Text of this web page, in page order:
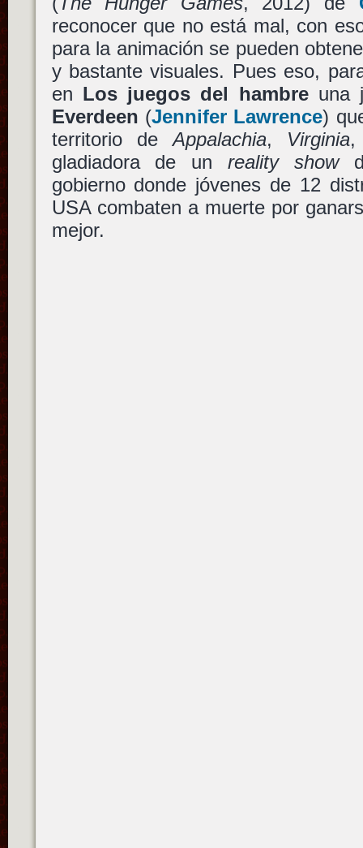
reconocer que no está mal, con
para la animación se pueden
y bastante visuales. Pues eso,
en Los juegos del hambreuna
Everdeen (Jennifer Lawrence)
territorio deAppalachia, Virginia,
gladiadora de unreality show
gobierno donde jóvenes de 12
USA combaten a muerte por
mejor.